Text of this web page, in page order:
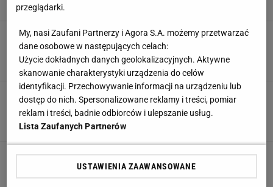
Lech wywiesił białą flagę. Wcale nie chodzi o
zwolnienie Rumaka. Przerażające
SUBSKRYPCJA
Prezes Lecha wymownie o przyszłości gwiazdy.
"Wariat, który da 20 mln euro"
Marcin Jaz,21 LIPCA 2023, 14:35
Lech ma żal do UEFA. Poczuli się oszukani.
Szczególnie to "Kolejorz" uznał za skandal
przeglądarki.
My, nasi Zaufani Partnerzy i Agora S.A. możemy przetwarzać
dane osobowe w następujących celach:
Użycie dokładnych danych geolokalizacyjnych. Aktywne
skanowanie charakterystyki urządzenia do celów
identyfikacji. Przechowywanie informacji na urządzeniu lub
dostęp do nich. Spersonalizowane reklamy i treści, pomiar
reklam i treści, badnie odbiorców i ulepszanie usług.
Lista Zaufanych Partnerów
USTAWIENIA ZAAWANSOWANE